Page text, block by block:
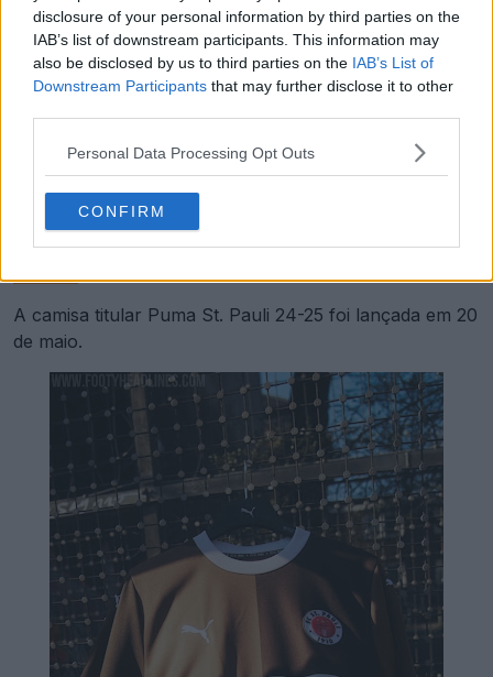
disclosure of your personal information by third parties on the
IAB’s list of downstream participants. This information may
also be disclosed by us to third parties on the IAB’s List of
Downstream Participants that may further disclose it to other
Personal Data Processing Opt Outs
CONFIRM
Vê todas as camisas do FC St. Pauli no Football Kit
A camisa titular Puma St. Pauli 24-25 foi lançada em 20
de maio.